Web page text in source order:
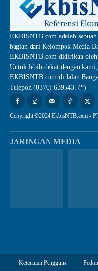
EKBISNTB.com adalah
bagian dari Kelompok Media
EKBISNTB.com didirikan oleh
Untuk lebih dekat dengan
EKBISNTB.com di Jalan
Telepon (0370) 639543. (*)
Copyright ©2024 EkbisNTB.com -
JARINGAN MEDIA
Ketentuan Pengguna